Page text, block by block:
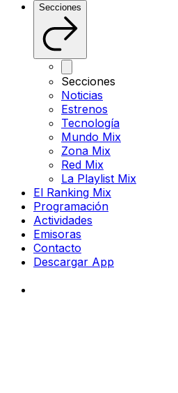
Secciones
Secciones
Noticias
Estrenos
Tecnología
Mundo Mix
Zona Mix
Red Mix
La Playlist Mix
El Ranking Mix
Programación
Actividades
Emisoras
Contacto
Descargar App